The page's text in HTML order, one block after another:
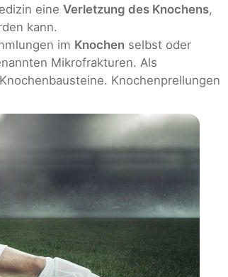
eine Verletzung des Knochens,
kann.
im Knochen selbst oder
Mikrofrakturen. Als
Knochenprellungen